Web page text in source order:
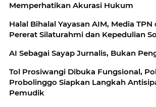
Memperhatikan Akurasi Hukum
Halal Bihalal Yayasan AIM, Media
Pererat Silaturahmi dan Kepedulian
AI Sebagai Sayap Jurnalis, Bukan
Tol Prosiwangi Dibuka Fungsional,
Probolinggo Siapkan Langkah
Pemudik